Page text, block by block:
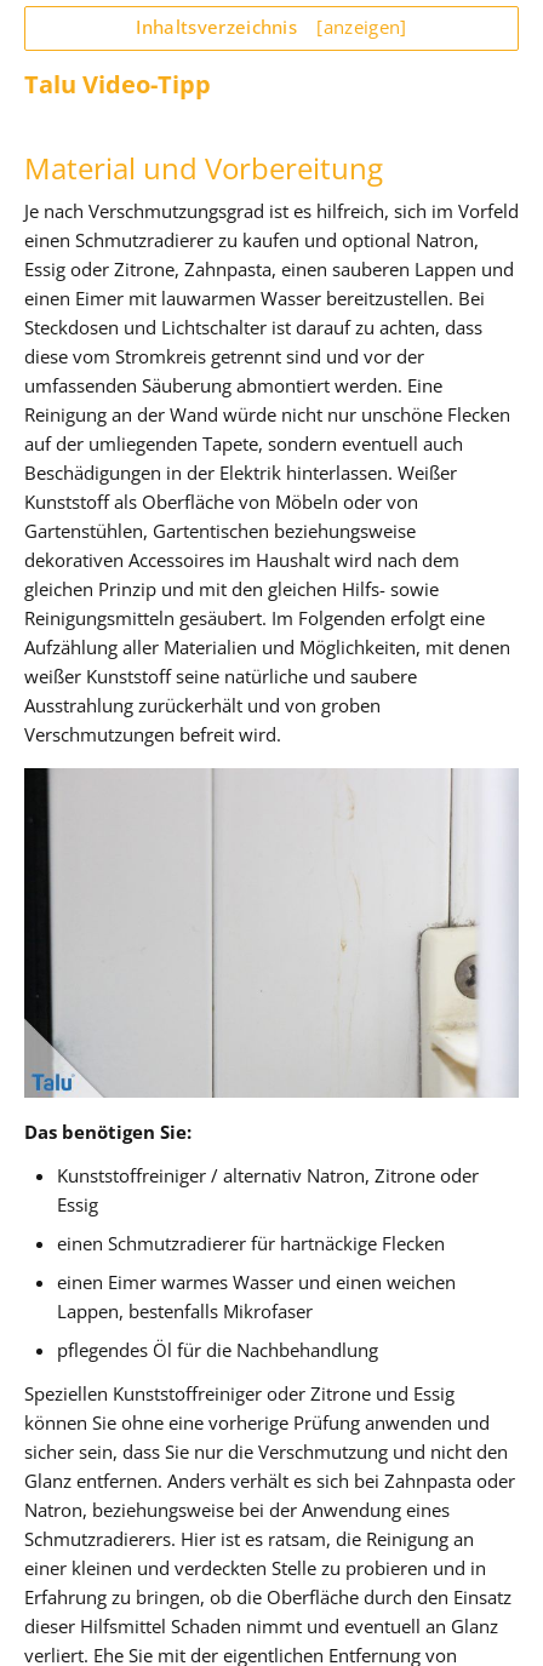
Inhaltsverzeichnis [anzeigen]
Talu Video-Tipp
Material und Vorbereitung
Je nach Verschmutzungsgrad ist es hilfreich, sich im Vorfeld
einen Schmutzradierer zu kaufen und optional Natron,
Essig oder Zitrone, Zahnpasta, einen sauberen Lappen und
einen Eimer mit lauwarmen Wasser bereitzustellen. Bei
Steckdosen und Lichtschalter ist darauf zu achten, dass
diese vom Stromkreis getrennt sind und vor der
umfassenden Säuberung abmontiert werden. Eine
Reinigung an der Wand würde nicht nur unschöne Flecken
auf der umliegenden Tapete, sondern eventuell auch
Beschädigungen in der Elektrik hinterlassen. Weißer
Kunststoff als Oberfläche von Möbeln oder von
Gartenstühlen, Gartentischen beziehungsweise
dekorativen Accessoires im Haushalt wird nach dem
gleichen Prinzip und mit den gleichen Hilfs- sowie
Reinigungsmitteln gesäubert. Im Folgenden erfolgt eine
Aufzählung aller Materialien und Möglichkeiten, mit denen
weißer Kunststoff seine natürliche und saubere
Ausstrahlung zurückerhält und von groben
Verschmutzungen befreit wird.
Das benötigen Sie:
Kunststoffreiniger / alternativ Natron, Zitrone oder
Essig
einen Schmutzradierer für hartnäckige Flecken
einen Eimer warmes Wasser und einen weichen
Lappen, bestenfalls Mikrofaser
pflegendes Öl für die Nachbehandlung
Speziellen Kunststoffreiniger oder Zitrone und Essig
können Sie ohne eine vorherige Prüfung anwenden und
sicher sein, dass Sie nur die Verschmutzung und nicht den
Glanz entfernen. Anders verhält es sich bei Zahnpasta oder
Natron, beziehungsweise bei der Anwendung eines
Schmutzradierers. Hier ist es ratsam, die Reinigung an
einer kleinen und verdeckten Stelle zu probieren und in
Erfahrung zu bringen, ob die Oberfläche durch den Einsatz
dieser Hilfsmittel Schaden nimmt und eventuell an Glanz
verliert. Ehe Sie mit der eigentlichen Entfernung von